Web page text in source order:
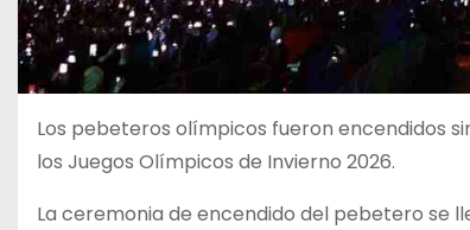
Los pebeteros olímpicos fueron encendidos
los Juegos Olímpicos de Invierno 2026.
La ceremonia de encendido del pebetero se